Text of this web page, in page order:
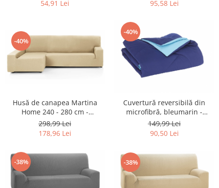
Sport & Activitati in aer liber
Accesorii antrenament
Accesorii Fitness
Camping
Ciclism
Sporturi acvatice
TV, Audio & Foto
Aparate Foto & Accesorii
Audio HI-FI & Profesionale
54,91 Lei 95,58 Lei
-40%
Husă de canapea Martina
Home 240 - 280 cm -
RESIGILAT
298,99 Lei
178,96 Lei
-40%
Cuvertură reversibilă din
microfibră, bleumarin -
RESIGILAT
149,99 Lei
90,50 Lei
-38% -38%